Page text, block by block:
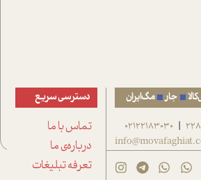
جار مگ‌ایران
|
02122183030
دسترسی سریع
تماس با ما
درباره‌ی ما
تعرفه تبلیغات